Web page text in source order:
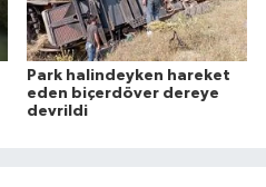
Park halindeyken hareket
eden biçerdöver dereye
devrildi